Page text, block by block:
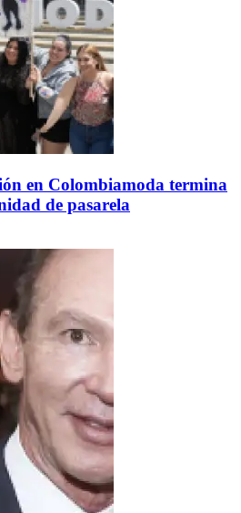
en Colombiamoda termina
de pasarela